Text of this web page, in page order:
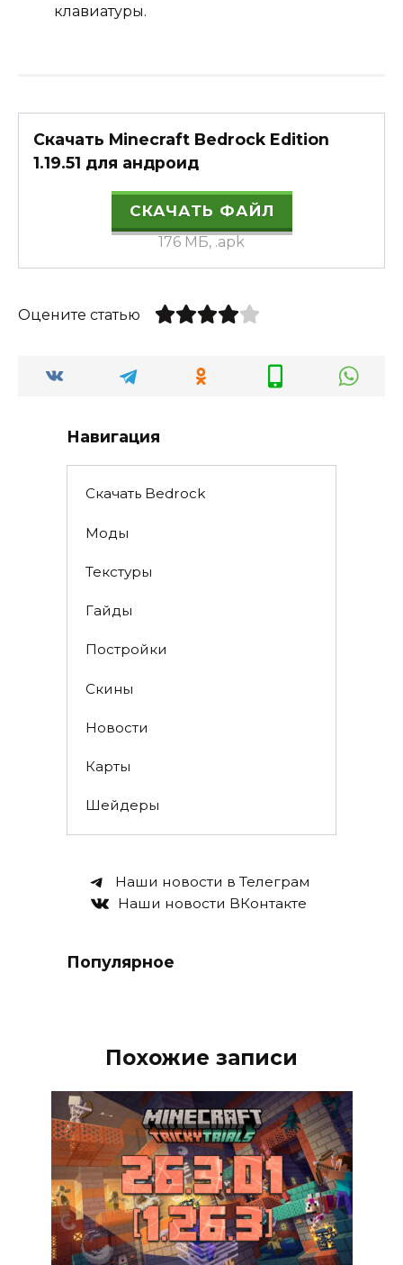
клавиатуры.
Скачать Minecraft Bedrock Edition
1.19.51 для андроид
СКАЧАТЬ ФАЙЛ
176 МБ, .apk
Оцените статью
Навигация
Скачать Bedrock
Моды
Текстуры
Гайды
Постройки
Скины
Новости
Карты
Шейдеры
Наши новости в Телеграм
Наши новости ВКонтакте
Популярное
Похожие записи